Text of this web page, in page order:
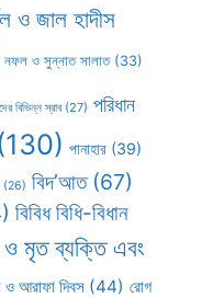
ও জাল হাদীস
নফল ও সুন্নাত সালাত(33)
বিভিন্ন স্রাব(27) পরিধান
পানাহার (39)
(26) বিদ’আত(67)
বিবিধ বিধি-বিধান
মৃত ব্যক্তি এবং
ও আরাফা দিবস (44) রোগ